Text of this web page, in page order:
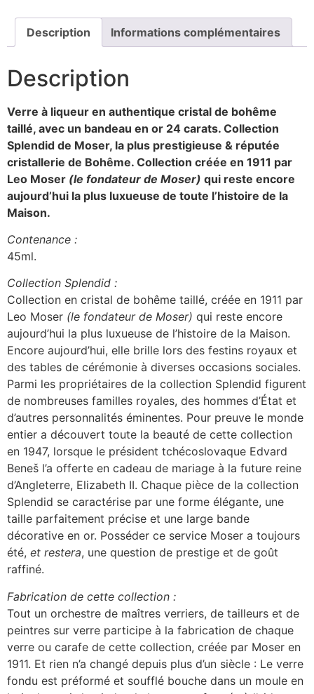
Description Informations complémentaires
Description
Verre à liqueur en authentique cristal de bohême
taillé, avec un bandeau en or 24 carats. Collection
Splendid de Moser, la plus prestigieuse & réputée
cristallerie de Bohême. Collection créée en 1911 par
Leo Moser (le fondateur de Moser) qui reste encore
aujourd’hui la plus luxueuse de toute l’histoire de la
Maison.
Contenance :
45ml.
Collection Splendid :
Collection en cristal de bohême taillé, créée en 1911 par
Leo Moser (le fondateur de Moser) qui reste encore
aujourd’hui la plus luxueuse de l’histoire de la Maison.
Encore aujourd’hui, elle brille lors des festins royaux et
des tables de cérémonie à diverses occasions sociales.
Parmi les propriétaires de la collection Splendid figurent
de nombreuses familles royales, des hommes d’État et
d’autres personnalités éminentes. Pour preuve le monde
entier a découvert toute la beauté de cette collection
en 1947, lorsque le président tchécoslovaque Edvard
Beneš l’a offerte en cadeau de mariage à la future reine
d’Angleterre, Elizabeth II. Chaque pièce de la collection
Splendid se caractérise par une forme élégante, une
taille parfaitement précise et une large bande
décorative en or. Posséder ce service Moser a toujours
été, et restera, une question de prestige et de goût
raffiné.
Fabrication de cette collection :
Tout un orchestre de maîtres verriers, de tailleurs et de
peintres sur verre participe à la fabrication de chaque
verre ou carafe de cette collection, créée par Moser en
1911. Et rien n’a changé depuis plus d’un siècle : Le verre
fondu est préformé et soufflé bouche dans un moule en